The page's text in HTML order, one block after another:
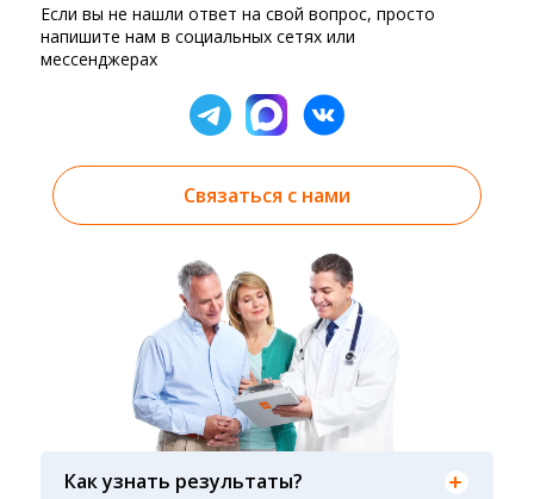
Если вы не нашли ответ на свой вопрос, просто
напишите нам в социальных сетях или
мессенджерах
Связаться с нами
Как узнать результаты?
Результаты вы можете получить тремя
вами при оформлении заказа, на сайте в